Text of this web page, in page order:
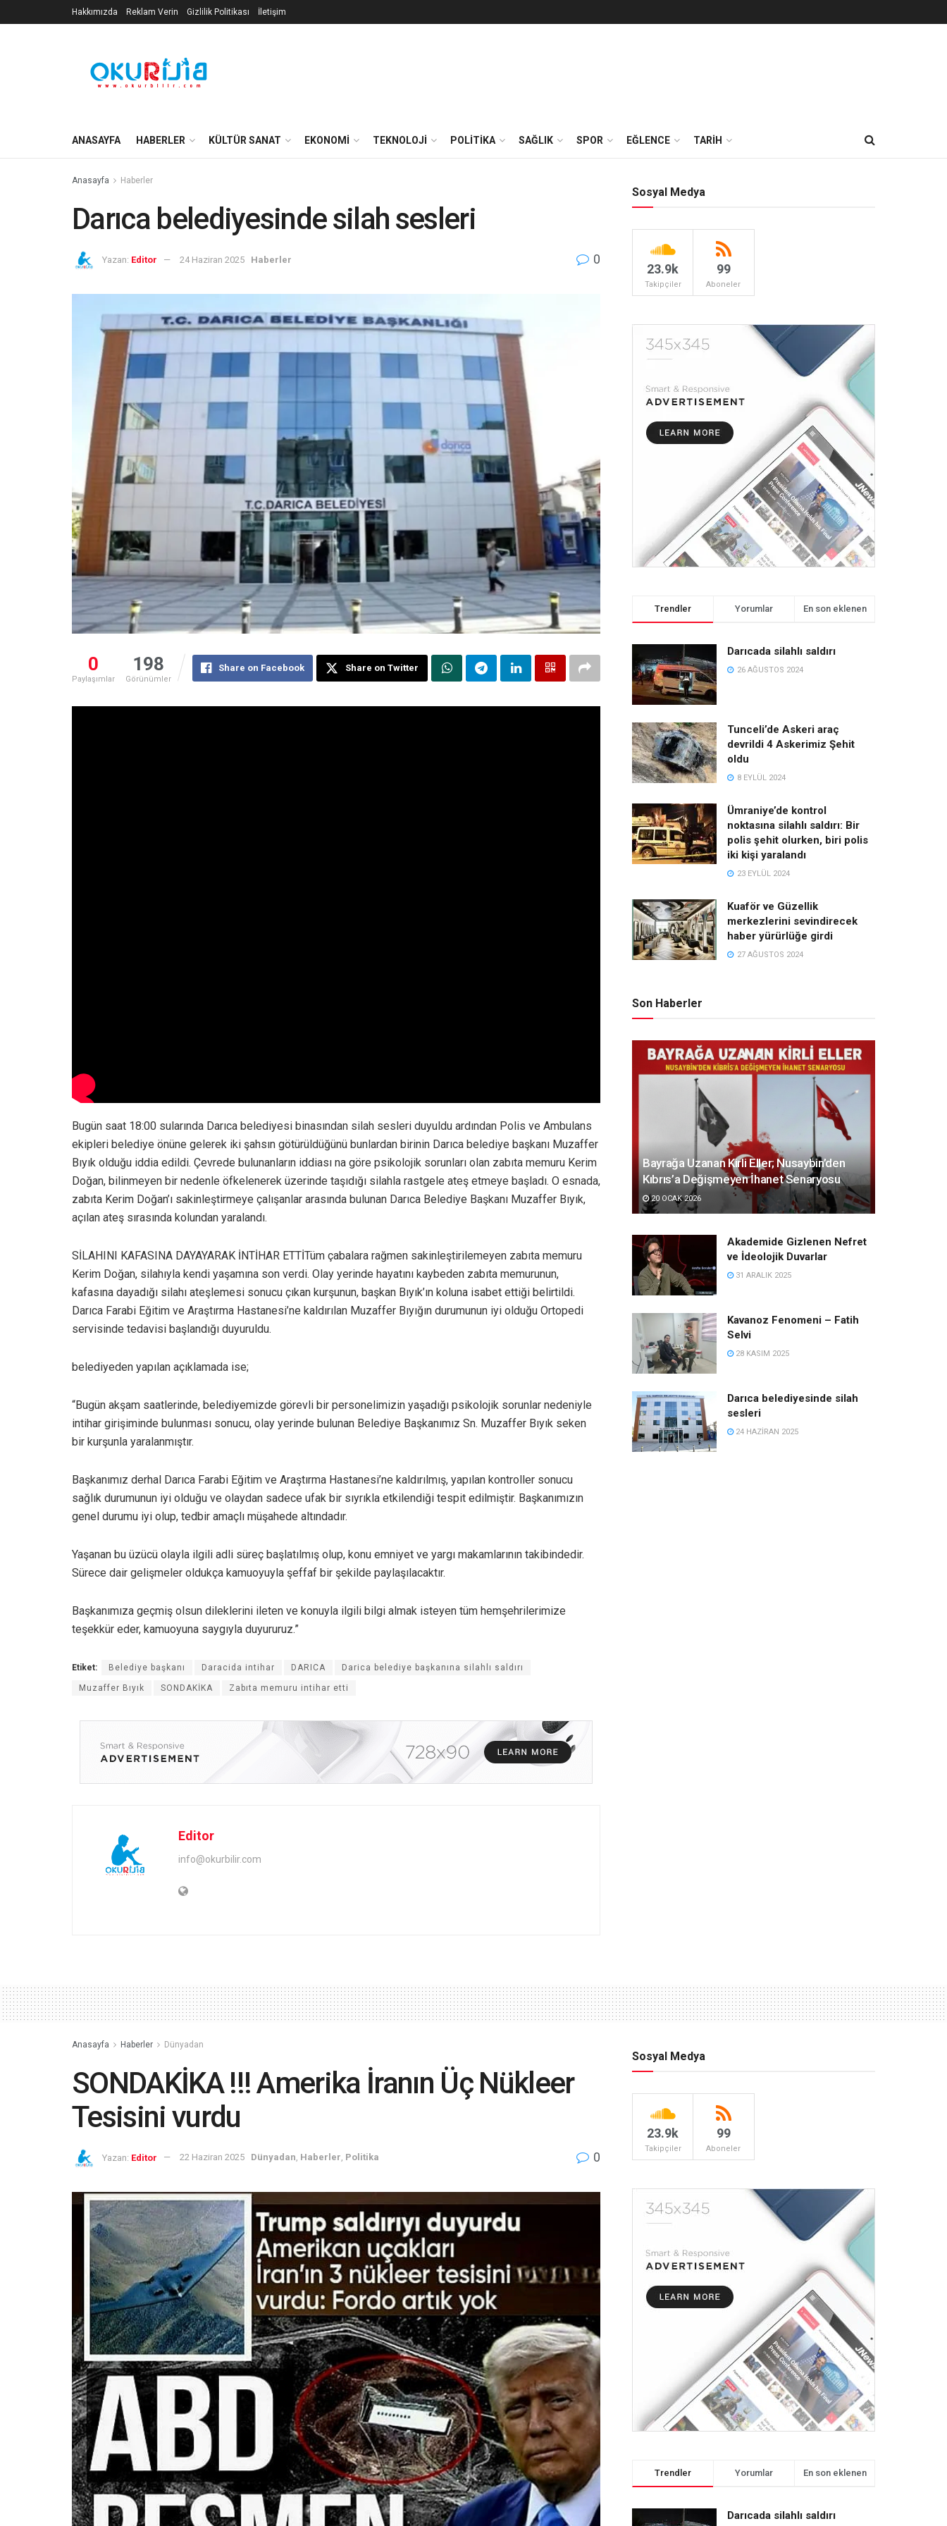
Hakkımızda Reklam Verin Gizlilik Politikası İletişim
ANASAYFA HABERLER KÜLTÜR SANAT EKONOMİ TEKNOLOJİ POLİTİKA SAĞLIK SPOR EĞLENCE TARİH
Anasayfa Haberler
Darıca belediyesinde silah sesleri
Yazan: Editor 24 Haziran 2025 Haberler 0
0
Paylaşımlar
198
Görünümler
Share on Facebook Share on Twitter
Bugün saat 18:00 sularında Darıca belediyesi binasından silah sesleri duyuldu ardından Polis ve Ambulans
ekipleri belediye önüne gelerek iki şahsın götürüldüğünü bunlardan birinin Darıca belediye başkanı Muzaffer
Bıyık olduğu iddia edildi. Çevrede bulunanların iddiası na göre psikolojik sorunları olan zabıta memuru Kerim
Doğan, bilinmeyen bir nedenle öfkelenerek üzerinde taşıdığı silahla rastgele ateş etmeye başladı. O esnada,
zabıta Kerim Doğan’ı sakinleştirmeye çalışanlar arasında bulunan Darıca Belediye Başkanı Muzaffer Bıyık,
açılan ateş sırasında kolundan yaralandı.
SİLAHINI KAFASINA DAYAYARAK İNTİHAR ETTİTüm çabalara rağmen sakinleştirilemeyen zabıta memuru
Kerim Doğan, silahıyla kendi yaşamına son verdi. Olay yerinde hayatını kaybeden zabıta memurunun,
kafasına dayadığı silahı ateşlemesi sonucu çıkan kurşunun, başkan Bıyık’ın koluna isabet ettiği belirtildi.
Darıca Farabi Eğitim ve Araştırma Hastanesi’ne kaldırılan Muzaffer Bıyığın durumunun iyi olduğu Ortopedi
servisinde tedavisi başlandığı duyuruldu.
belediyeden yapılan açıklamada ise;
“Bugün akşam saatlerinde, belediyemizde görevli bir personelimizin yaşadığı psikolojik sorunlar nedeniyle
intihar girişiminde bulunması sonucu, olay yerinde bulunan Belediye Başkanımız Sn. Muzaffer Bıyık seken
bir kurşunla yaralanmıştır.
Başkanımız derhal Darıca Farabi Eğitim ve Araştırma Hastanesi’ne kaldırılmış, yapılan kontroller sonucu
sağlık durumunun iyi olduğu ve olaydan sadece ufak bir sıyrıkla etkilendiği tespit edilmiştir. Başkanımızın
genel durumu iyi olup, tedbir amaçlı müşahede altındadır.
Yaşanan bu üzücü olayla ilgili adli süreç başlatılmış olup, konu emniyet ve yargı makamlarının takibindedir.
Sürece dair gelişmeler oldukça kamuoyuyla şeffaf bir şekilde paylaşılacaktır.
Başkanımıza geçmiş olsun dileklerini ileten ve konuyla ilgili bilgi almak isteyen tüm hemşehrilerimize
teşekkür eder, kamuoyuna saygıyla duyururuz.”
Etiket: Belediye başkanı Daracida intihar DARICA Darica belediye başkanına silahlı saldırı
Muzaffer Bıyık SONDAKİKA Zabıta memuru intihar etti
Editor
info@okurbilir.com
Sosyal Medya
23.9k
Takipçiler
99
Aboneler
Trendler Yorumlar En son eklenen
Darıcada silahlı saldırı
26 AĞUSTOS 2024
Tunceli’de Askeri araç
devrildi 4 Askerimiz Şehit
oldu
8 EYLÜL 2024
Ümraniye’de kontrol
noktasına silahlı saldırı: Bir
polis şehit olurken, biri polis
iki kişi yaralandı
23 EYLÜL 2024
Kuaför ve Güzellik
merkezlerini sevindirecek
haber yürürlüğe girdi
27 AĞUSTOS 2024
Son Haberler
Bayrağa Uzanan Kirli Eller; Nusaybin’den
Kıbrıs’a Değişmeyen İhanet Senaryosu
20 OCAK 2026
Akademide Gizlenen Nefret
ve İdeolojik Duvarlar
31 ARALIK 2025
Kavanoz Fenomeni – Fatih
Selvi
28 KASIM 2025
Darıca belediyesinde silah
sesleri
24 HAZIRAN 2025
Anasayfa Haberler Dünyadan
SONDAKİKA !!! Amerika İranın Üç Nükleer
Tesisini vurdu
Yazan: Editor 22 Haziran 2025 Dünyadan, Haberler, Politika 0
Sosyal Medya
23.9k
Takipçiler
99
Aboneler
Trendler Yorumlar En son eklenen
Darıcada silahlı saldırı